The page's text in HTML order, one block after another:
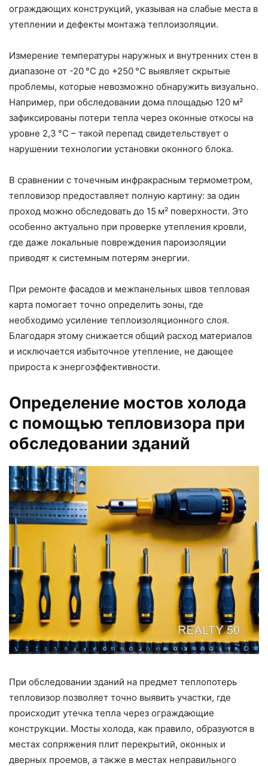
ограждающих конструкций, указывая на слабые места в
утеплении и дефекты монтажа теплоизоляции.
Измерение температуры наружных и внутренних стен в
диапазоне от -20 °C до +250 °C выявляет скрытые
проблемы, которые невозможно обнаружить визуально.
Например, при обследовании дома площадью 120 м²
зафиксированы потери тепла через оконные откосы на
уровне 2,3 °C – такой перепад свидетельствует о
нарушении технологии установки оконного блока.
В сравнении с точечным инфракрасным термометром,
тепловизор предоставляет полную картину: за один
проход можно обследовать до 15 м² поверхности. Это
особенно актуально при проверке утепления кровли,
где даже локальные повреждения пароизоляции
приводят к системным потерям энергии.
При ремонте фасадов и межпанельных швов тепловая
карта помогает точно определить зоны, где
необходимо усиление теплоизоляционного слоя.
Благодаря этому снижается общий расход материалов
и исключается избыточное утепление, не дающее
прироста к энергоэффективности.
Определение мостов холода
с помощью тепловизора при
обследовании зданий
При обследовании зданий на предмет теплопотерь
тепловизор позволяет точно выявить участки, где
происходит утечка тепла через ограждающие
конструкции. Мосты холода, как правило, образуются в
местах сопряжения плит перекрытий, оконных и
дверных проемов, а также в местах неправильного